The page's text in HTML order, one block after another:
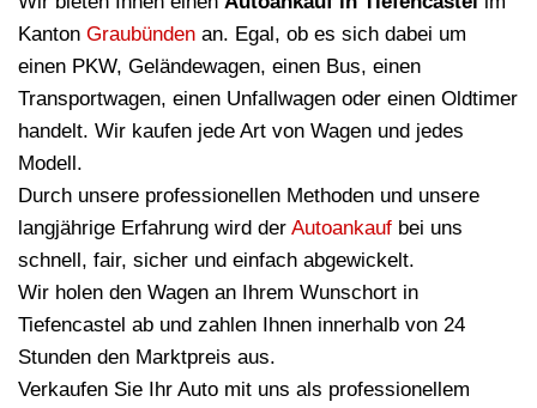
Kanton Graubünden an. Egal, ob es sich dabei um
einen PKW, Geländewagen, einen Bus, einen
Transportwagen, einen Unfallwagen oder einen Oldtimer
handelt. Wir kaufen jede Art von Wagen und jedes
Modell.
Durch unsere professionellen Methoden und unsere
langjährige Erfahrung wird der Autoankauf bei uns
schnell, fair, sicher und einfach abgewickelt.
Wir holen den Wagen an Ihrem Wunschort in
Tiefencastel ab und zahlen Ihnen innerhalb von 24
Stunden den Marktpreis aus.
Verkaufen Sie Ihr Auto mit uns als professionellem